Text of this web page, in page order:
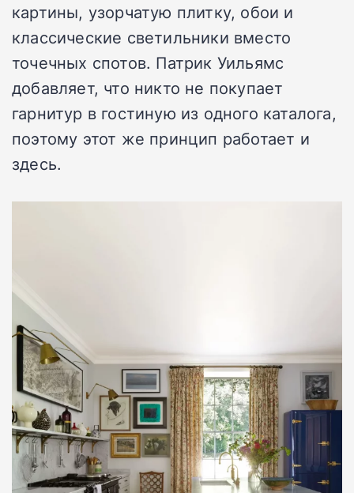
картины, узорчатую плитку, обои и
классические светильники вместо
точечных спотов. Патрик Уильямс
добавляет, что никто не покупает
гарнитур в гостиную из одного каталога,
поэтому этот же принцип работает и
здесь.